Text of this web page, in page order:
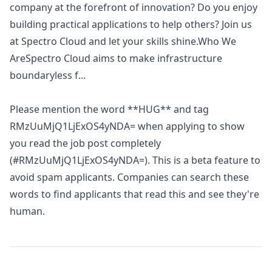
company at the forefront of innovation? Do you enjoy
building practical applications to help others? Join us
at Spectro Cloud and let your skills shine.Who We
AreSpectro Cloud aims to make infrastructure
boundaryless f...
Please mention the word **HUG** and tag
RMzUuMjQ1LjExOS4yNDA= when applying to show
you read the job post completely
(#RMzUuMjQ1LjExOS4yNDA=). This is a beta feature to
avoid spam applicants. Companies can search these
words to find applicants that read this and see they're
human.